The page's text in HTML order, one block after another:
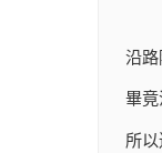
沿
畢
所